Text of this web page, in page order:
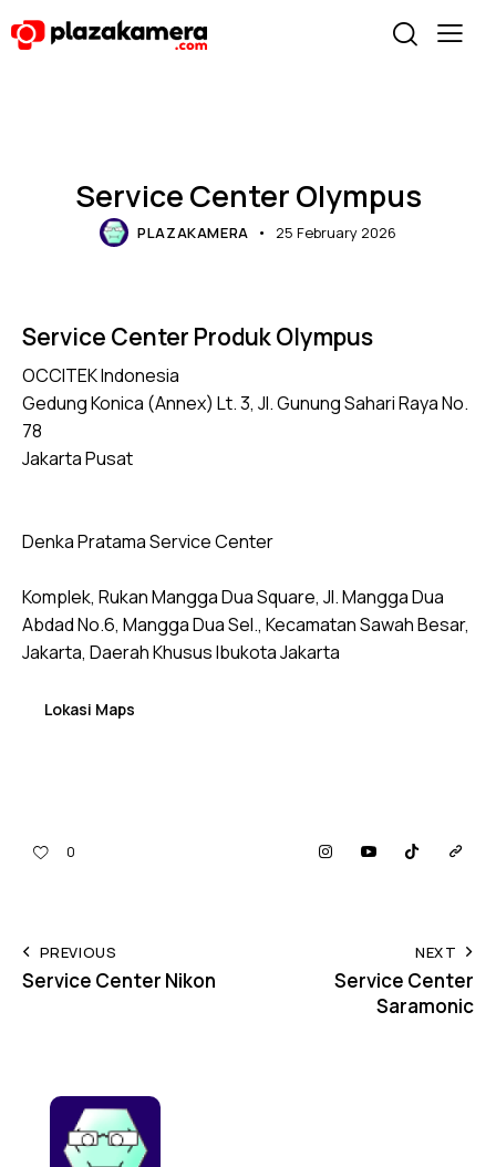
Service Center Olympus
PLAZAKAMERA 25 February 2026
Service Center Produk Olympus
OCCITEK Indonesia
Gedung Konica (Annex) Lt. 3, Jl. Gunung Sahari Raya No.
78
Jakarta Pusat
Denka Pratama Service Center
Komplek, Rukan Mangga Dua Square, Jl. Mangga Dua
Abdad No.6, Mangga Dua Sel., Kecamatan Sawah Besar,
Jakarta, Daerah Khusus Ibukota Jakarta
Lokasi Maps
0
PREVIOUS
Service Center Nikon
NEXT
Service Center
Saramonic